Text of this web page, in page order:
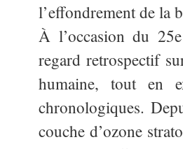
l’effondrement de la
À l’occasion du
regard retrospectif
humaine, tout en
chronologiques.
couche d’ozone